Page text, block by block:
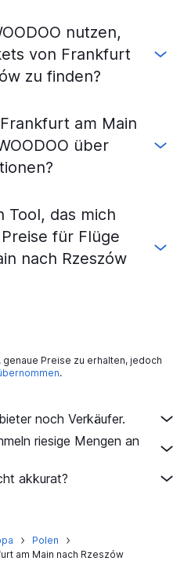
nutzen,
von Frankfurt
zu finden?
am Main
über
Tool, das mich
für Flüge
nach Rzeszów
genaue Preise zu erhalten, jedoch
.
noch Verkäufer.
riesige Mengen an
akkurat?
Polen
am Main nach Rzeszów